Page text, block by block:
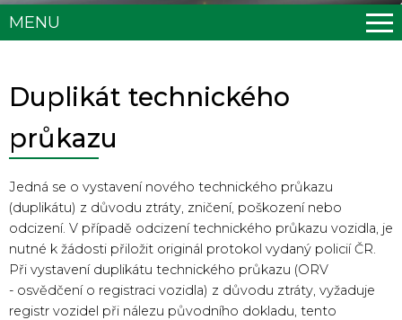
MENU
Duplikát technického
průkazu
Jedná se o vystavení nového technického průkazu
(duplikátu) z důvodu ztráty, zničení, poškození nebo
odcizení. V případě odcizení technického průkazu vozidla, je
nutné k žádosti přiložit originál protokol vydaný policií ČR.
Při vystavení duplikátu technického průkazu (ORV
- osvědčení o registraci vozidla) z důvodu ztráty, vyžaduje
registr vozidel při nálezu původního dokladu, tento